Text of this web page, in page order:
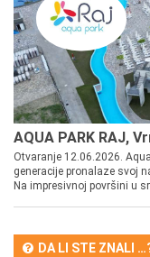
AQUA PARK RAJ,
Otvaranje 12.06.2026.
generacije pronalaze svoj
Na impresivnoj površini u
DA LI STE ZNALI